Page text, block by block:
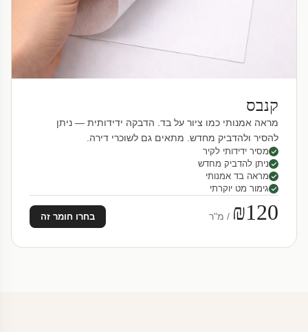
קנבס
מראה אמנותי כמו ציור על בד. הדבקה ידידותית — ניתן
להסיר ולהדביק מחדש. מתאים גם לשוכרי דירה.
מסיר ידידותי לקיר
ניתן להדביק מחדש
מראה בד אמנותי
גימור מט יוקרתי
₪120 / מ"ר בחרו חומר זה